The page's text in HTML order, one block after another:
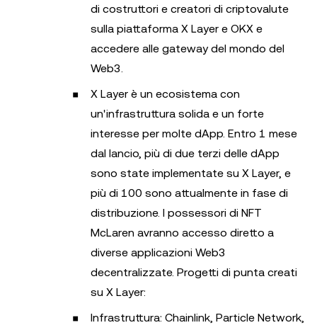
di costruttori e creatori di criptovalute
sulla piattaforma X Layer e OKX e
accedere alle gateway del mondo del
Web3.
X Layer è un ecosistema con
un'infrastruttura solida e un forte
interesse per molte dApp. Entro 1 mese
dal lancio, più di due terzi delle dApp
sono state implementate su X Layer, e
più di 100 sono attualmente in fase di
distribuzione. I possessori di NFT
McLaren avranno accesso diretto a
diverse applicazioni Web3
decentralizzate. Progetti di punta creati
su X Layer:
Infrastruttura: Chainlink, Particle Network,